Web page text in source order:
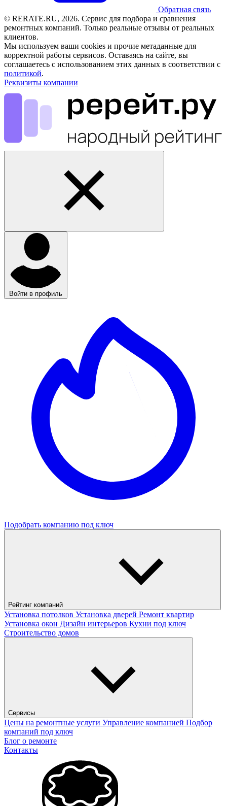
Обратная связь
© RERATE.RU, 2026. Сервис для подбора и сравнения
ремонтных компаний. Только реальные отзывы от реальных
клиентов.
Мы используем ваши cookies и прочие метаданные для
корректной работы сервисов. Оставаясь на сайте, вы
соглашаетесь с использованием этих данных в соответствии с
политикой.
Реквизиты компании
Войти в профиль
Подобрать компанию под ключ
Рейтинг компаний
Установка потолков Установка дверей Ремонт квартир
Установка окон Дизайн интерьеров Кухни под ключ
Строительство домов
Сервисы
Цены на ремонтные услуги Управление компанией Подбор
компаний под ключ
Блог о ремонте
Контакты